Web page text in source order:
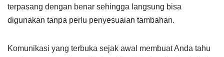
terpasang dengan benar sehingga langsung bisa
digunakan tanpa perlu penyesuaian tambahan.
Komunikasi yang terbuka sejak awal membuat Anda tahu